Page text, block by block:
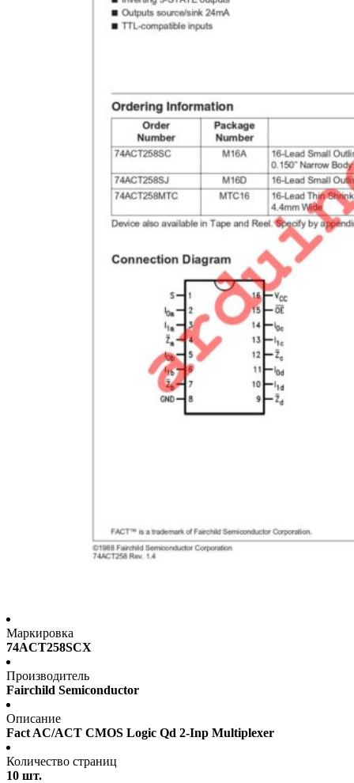
Маркировка
74ACT258SCX
Производитель
Fairchild Semiconductor
Описание
Fact AC/ACT CMOS Logic Qd 2-Inp Multiplexer
Количество страниц
10 шт.